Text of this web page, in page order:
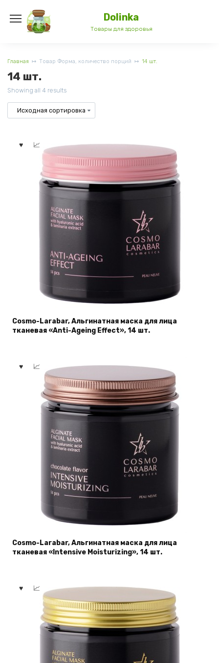
содержанию
Dolinka
Товары для здоровья
Главная Товар Форма, количество порций 14 шт.
14 шт.
Showing all 4 results
Cosmo-Larabar, Альгинатная мaска для лица
тканевая «Anti-Ageing Effect», 14 шт.
Cosmo-Larabar, Альгинатная мaска для лица
тканевая «Intensive Moisturizing», 14 шт.